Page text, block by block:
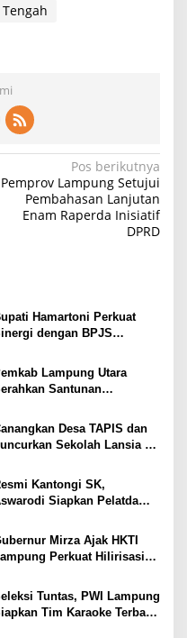
Pos berikutnya
Pemprov Lampung Setujui
Pembahasan Lanjutan
Enam Raperda Inisiatif
DPRD
Hamartoni Perkuat
dengan BPJS
Makin Cepat dan
Lampung Utara
Santunan
Kebakaran
Desa TAPIS dan
Sekolah Lansia di
PKK Lampung Dorong
SDM Dimulai
Kantongi SK,
Siapkan Pelatda
Porwanas 2027
Mirza Ajak HKTI
Perkuat Hilirisasi
Petani
Tuntas, PWI Lampung
Tim Karaoke Terbaik